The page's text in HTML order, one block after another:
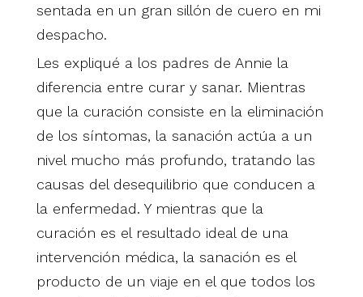
sentada en un gran sillón de cuero en mi
despacho.
Les expliqué a los padres de Annie la
diferencia entre curar y sanar. Mientras
que la curación consiste en la eliminación
de los síntomas, la sanación actúa a un
nivel mucho más profundo, tratando las
causas del desequilibrio que conducen a
la enfermedad. Y mientras que la
curación es el resultado ideal de una
intervención médica, la sanación es el
producto de un viaje en el que todos los